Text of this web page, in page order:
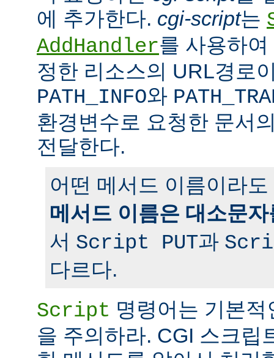
에 추가한다. cgi-script는
AddHandler를 사용하
정한 리소스의 URL경로
PATH_INFO와
환경변수로 요청한 문서
전달한다.
어떤 메서드 이름이라
메서드 이름은 대소문
서 Script PUT과
다르다.
Script 명령어는 기본
을 주의하라. CGI 스크립